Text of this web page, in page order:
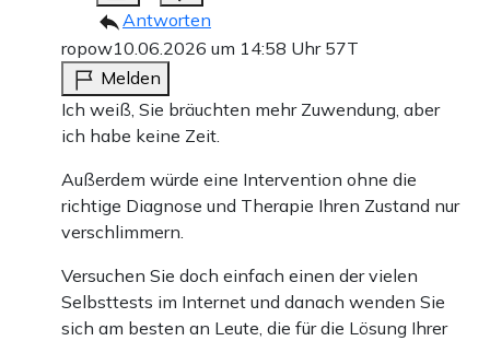
Antworten
ropow10.06.2026 um 14:58 Uhr 57T
Melden
Ich weiß, Sie bräuchten mehr Zuwendung, aber
ich habe keine Zeit.
Außerdem würde eine Intervention ohne die
richtige Diagnose und Therapie Ihren Zustand nur
verschlimmern.
Versuchen Sie doch einfach einen der vielen
Selbsttests im Internet und danach wenden Sie
sich am besten an Leute, die für die Lösung Ihrer